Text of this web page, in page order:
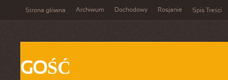
Strona główna Archiwum Dochodowy Rosjanie Spis Treści
GOŚĆ